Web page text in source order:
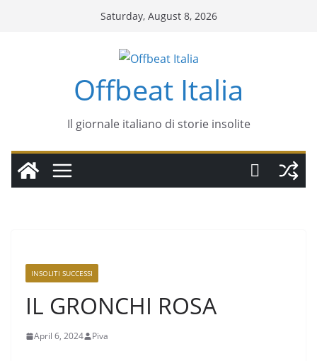
Saturday, August 8, 2026
Offbeat Italia
Il giornale italiano di storie insolite
INSOLITI SUCCESSI
IL GRONCHI ROSA
April 6, 2024 Piva